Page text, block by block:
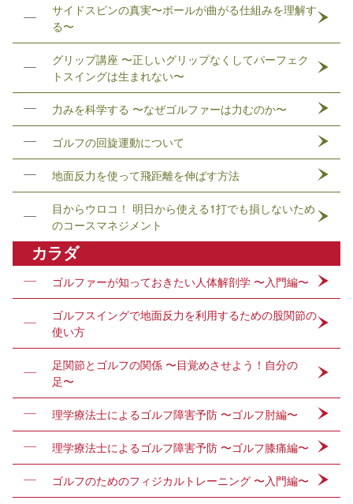
サイドスピンの真実〜ボールが曲がる仕組みを理解す
る〜
グリップ講座 〜正しいグリップなくしてパーフェク
トスイングは生まれない〜
力みを科学する 〜なぜゴルファーは力むのか〜
ゴルフの回旋運動について
地面反力を使って飛距離を伸ばす方法
目からウロコ！ 明日から使える1打でも損しないため
のコースマネジメント
カラダ
ゴルファーが知っておきたい人体解剖学 〜入門編〜
ゴルフスイングで地面反力を利用するための股関節の
使い方
足関節とゴルフの関係 〜目覚めさせよう！自分の
足〜
理学療法士によるゴルフ障害予防 〜ゴルフ肘編〜
理学療法士によるゴルフ障害予防 〜ゴルフ膝痛編〜
ゴルフのためのフィジカルトレーニング 〜入門編〜